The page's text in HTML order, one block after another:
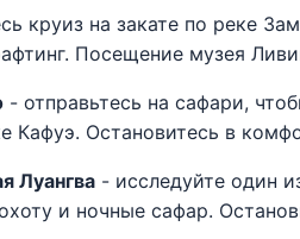
круиз на закате по реке
Посещение музея
- отправьтесь на сафари,
Кафуэ. Остановитесь в
Луангва - исследуйте один
и ночные сафар.